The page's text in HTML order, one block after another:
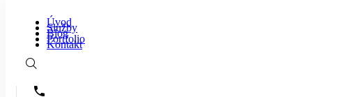
Úvod
Služby
Blog
Portfolio
Kontakt